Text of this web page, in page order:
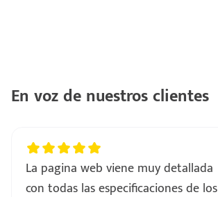
En voz de nuestros clientes
La pagina web viene muy detallada
con todas las especificaciones de los